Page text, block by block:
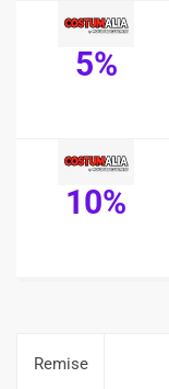
5%
10%
Remise